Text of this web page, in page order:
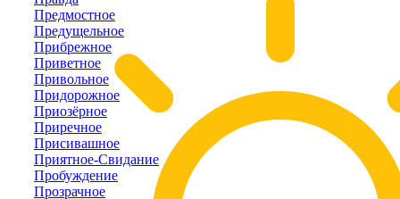
Предмостное
Предущельное
Прибрежное
Приветное
Привольное
Придорожное
Приозёрное
Приречное
Присивашное
Приятное-Свидание
Пробуждение
Прозрачное